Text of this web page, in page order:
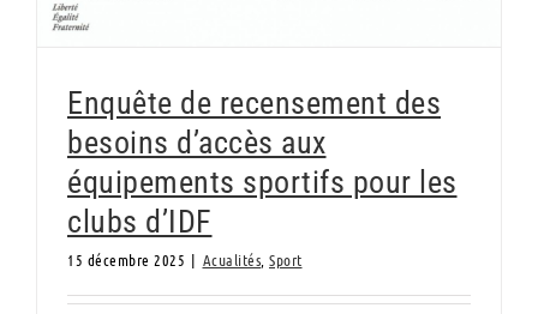
clubs d’IDF
Enquête de recensement des
besoins d’accès aux
équipements sportifs pour les
clubs d’IDF
15 décembre 2025 | Acualités Sport